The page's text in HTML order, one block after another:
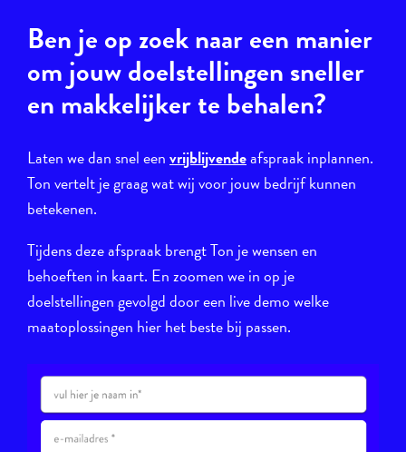
Ben je op zoek naar een manier
om jouw doelstellingen sneller
en makkelijker te behalen?
Laten we dan snel eenvrijblijvendeafspraak inplannen.
Ton vertelt je graag wat wij voor jouw bedrijf kunnen
betekenen.
Tijdens deze afspraak brengt Ton je wensen en
behoeften in kaart. En zoomen we in op je
doelstellingen gevolgd door een live demo welke
maatoplossingen hier het beste bij passen.